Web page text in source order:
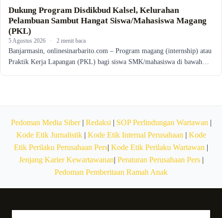
Dukung Program Disdikbud Kalsel, Kelurahan
Pelambuan Sambut Hangat Siswa/Mahasiswa Magang
(PKL)
5 Agustus 2026 · 2 menit baca
Banjarmasin, onlinesinarbarito.com – Program magang (internship) atau
Praktik Kerja Lapangan (PKL) bagi siswa SMK/mahasiswa di bawah…
Pedoman Media Siber| Redaksi | SOP Perlindungan Wartawan |
Kode Etik Jurnalistik| Kode Etik Internal Perusahaan | Kode
Etik Perilaku Perusahaan Pers| Kode Etik Perilaku Wartawan |
Jenjang Karier Kewartawanan| Peraturan Perusahaan Pers|
Pedoman Pemberitaan Ramah Anak